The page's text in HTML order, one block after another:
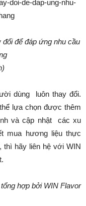
để đáp ứng nhu cầu
dùng luôn thay đổi.
lựa chọn được thêm
và cập nhật các xu
mua hương liệu thực
thì hãy liên hệ với WIN
hợp bởi WIN Flavor